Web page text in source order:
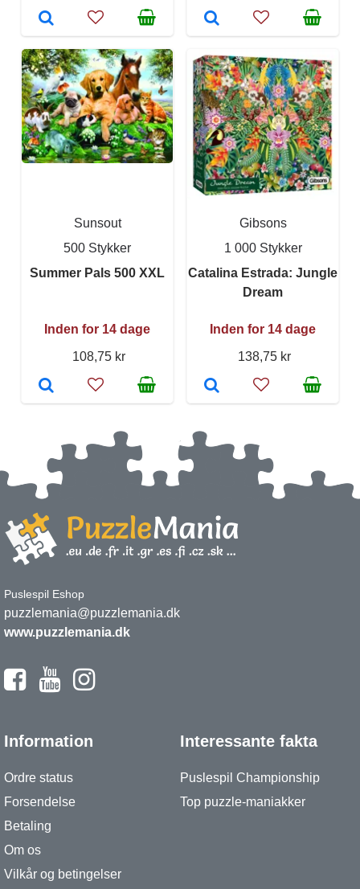
Sunsout
500 Stykker
Summer Pals 500 XXL
Inden for 14 dage
108,75 kr
Gibsons
1 000 Stykker
Catalina Estrada: Jungle
Dream
Inden for 14 dage
138,75 kr
Puslespil Eshop
puzzlemania@puzzlemania.dk
www.puzzlemania.dk
Information
Ordre status
Forsendelse
Betaling
Om os
Vilkår og betingelser
Interessante fakta
Puslespil Championship
Top puzzle-maniakker